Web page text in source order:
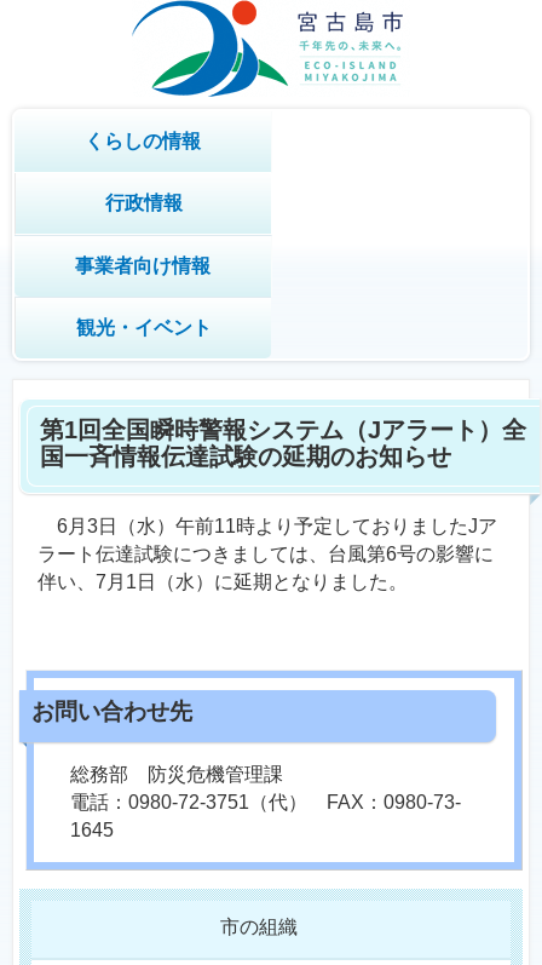
くらしの情報
行政情報
事業者向け情報
観光・イベント
第1回全国瞬時警報システム（Jアラート）全
国一斉情報伝達試験の延期のお知らせ
6月3日（水）午前11時より予定しておりましたJア
ラート伝達試験につきましては、台風第6号の影響に
伴い、7月1日（水）に延期となりました。
総務部 防災危機管理課
電話：0980-72-3751（代） FAX：0980-73-
1645
市の組織